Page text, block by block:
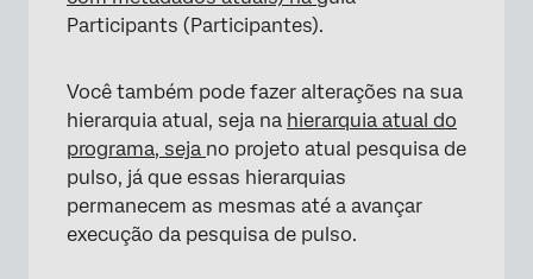
×
Participants (Participantes).
Você também pode fazer alterações na sua
hierarquia atual, seja na hierarquia atual do
programa, seja no projeto atual pesquisa de
pulso, já que essas hierarquias
permanecem as mesmas até a avançar
execução da pesquisa de pulso.